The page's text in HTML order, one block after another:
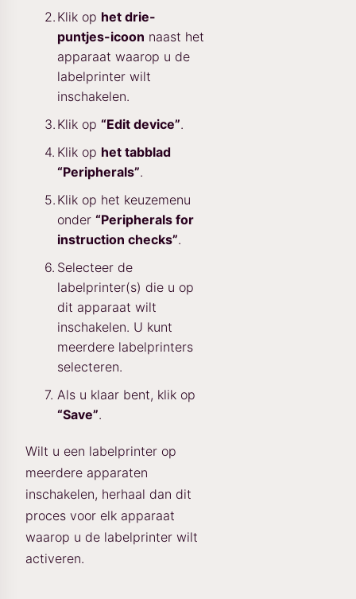
Klik op het drie-
puntjes-icoon naast het
apparaat waarop u de
labelprinter wilt
inschakelen.
Klik op “Edit device”.
Klik op het tabblad
“Peripherals”.
Klik op het keuzemenu
onder “Peripherals for
instruction checks”.
Selecteer de
labelprinter(s) die u op
dit apparaat wilt
inschakelen. U kunt
meerdere labelprinters
selecteren.
Als u klaar bent, klik op
“Save”.
Wilt u een labelprinter op
meerdere apparaten
inschakelen, herhaal dan dit
proces voor elk apparaat
waarop u de labelprinter wilt
activeren.